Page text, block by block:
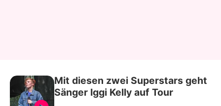
Mit diesen zwei Superstars geht
Sänger Iggi Kelly auf Tour